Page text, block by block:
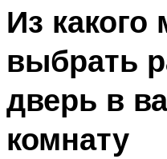
Из какого
выбрать
дверь в
комнату